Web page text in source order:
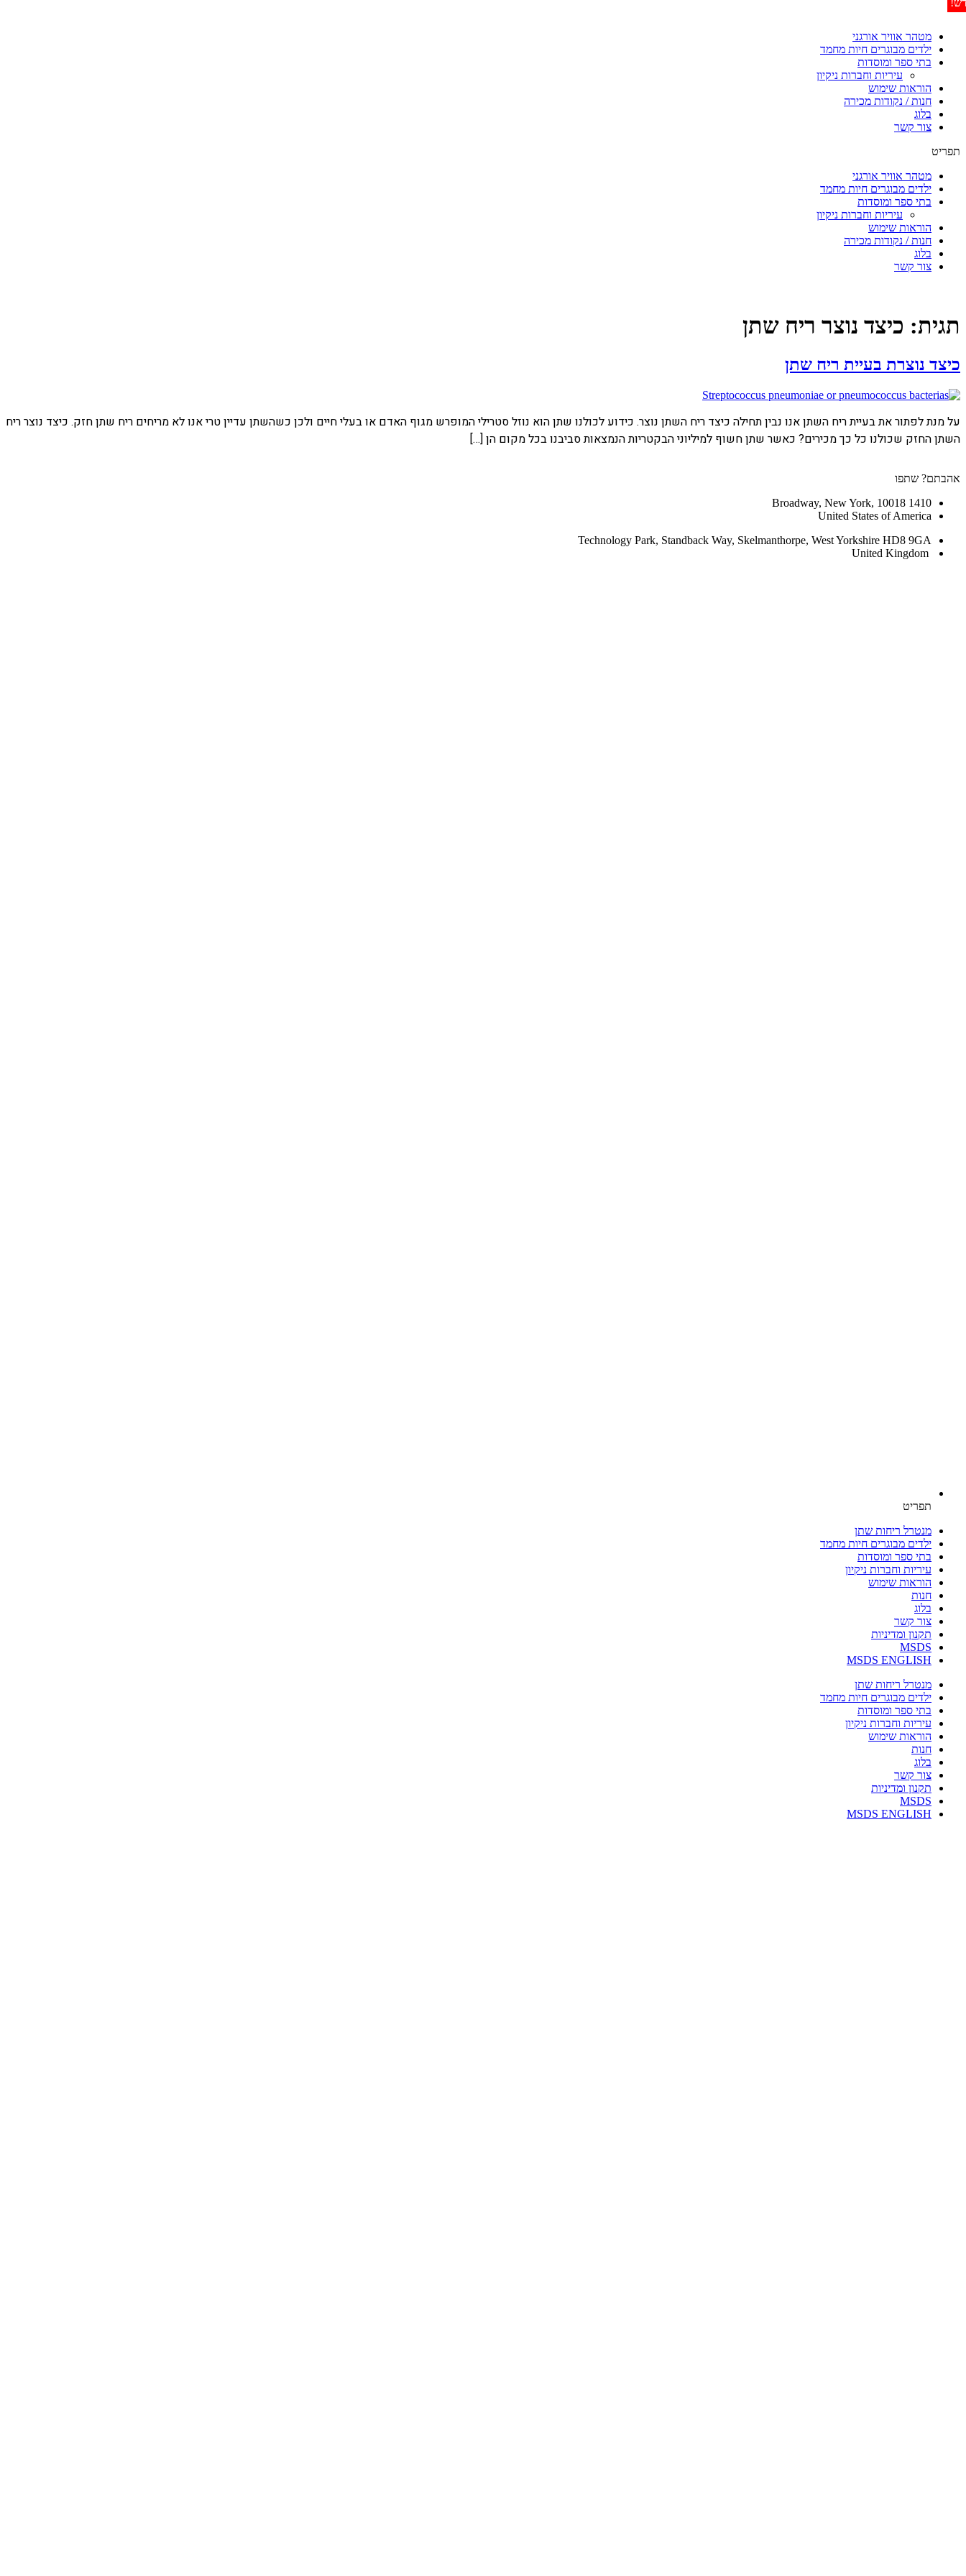
מטהר אוויר אורגני
ילדים מבוגרים חיות מחמד
בתי ספר ומוסדות
עיריות וחברות ניקיון
הוראות שימוש
חנות / נקודות מכירה
בלוג
צור קשר
תפריט
מטהר אוויר אורגני
ילדים מבוגרים חיות מחמד
בתי ספר ומוסדות
עיריות וחברות ניקיון
הוראות שימוש
חנות / נקודות מכירה
בלוג
צור קשר
תגית: כיצד נוצר ריח שתן
כיצד נוצרת בעיית ריח שתן
על מנת לפתור את בעיית ריח השתן אנו נבין תחילה כיצד ריח השתן נוצר. כידוע לכולנו שתן הוא נוזל סטרילי המופרש מגוף האדם או בעלי חיים ולכן כשהשתן עדיין טרי אנו לא מריחים ריח שתן חזק. כיצד נוצר ריח
השתן החזק שכולנו כל כך מכירים? כאשר שתן חשוף למיליוני הבקטריות הנמצאות סביבנו בכל מקום הן […]
אהבתם? שתפו
1410 Broadway, New York, 10018
United States of America
Technology Park, Standback Way, Skelmanthorpe, West Yorkshire HD8 9GA
תפריט
מנטרל ריחות שתן
ילדים מבוגרים חיות מחמד
בתי ספר ומוסדות
עיריות וחברות ניקיון
הוראות שימוש
חנות
בלוג
צור קשר
תקנון ומדיניות
MSDS
MSDS ENGLISH
מנטרל ריחות שתן
ילדים מבוגרים חיות מחמד
בתי ספר ומוסדות
עיריות וחברות ניקיון
הוראות שימוש
חנות
בלוג
צור קשר
תקנון ומדיניות
MSDS
MSDS ENGLISH